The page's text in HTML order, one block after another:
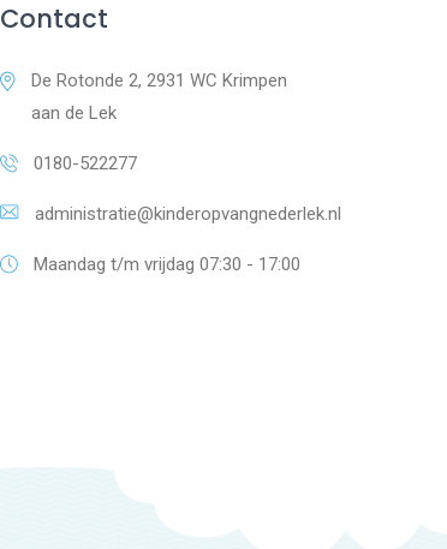
Contact
De Rotonde 2, 2931 WC Krimpen
aan de Lek
0180-522277
administratie@kinderopvangnederlek.nl
Maandag t/m vrijdag 07:30 - 17:00